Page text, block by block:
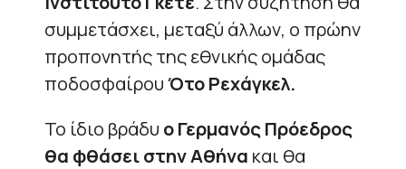
συμμετάσχει, μεταξύ άλλων, ο πρώην
προπονητής της εθνικής ομάδας
ποδοσφαίρουΌτο Ρεχάγκελ.
Το ίδιο βράδυ ο Γερμανός Πρόεδρος
θα φθάσει στην Αθήνα και θα